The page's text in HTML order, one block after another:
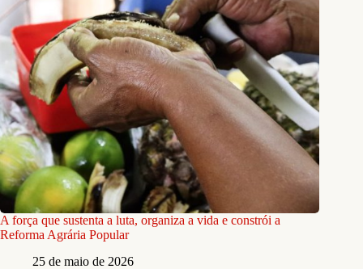
A força que sustenta a luta, organiza a vida e constrói a
Reforma Agrária Popular
25 de maio de 2026